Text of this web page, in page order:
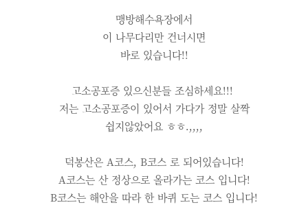
맹방해수욕장에서
이 나무다리만 건너시면
바로 있습니다!!
고소공포증 있으신분들 조심하세요!!!
저는 고소공포증이 있어서 가다가 정말 살짝
쉽지않았어요 ㅎㅎ.,,,,
덕봉산은 A코스, B코스 로 되어있습니다!
A코스는 산 정상으로 올라가는 코스 입니다!
B코스는 해안을 따라 한 바퀴 도는 코스 입니다!